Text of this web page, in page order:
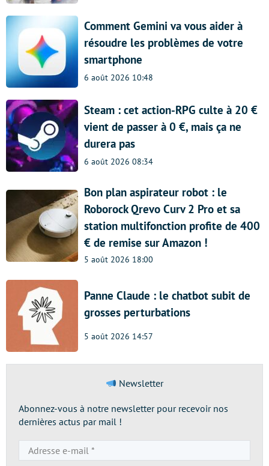
Comment Gemini va vous aider à
résoudre les problèmes de votre
smartphone
6 août 2026 10:48
Steam : cet action-RPG culte à 20 €
vient de passer à 0 €, mais ça ne
durera pas
6 août 2026 08:34
Bon plan aspirateur robot : le
Roborock Qrevo Curv 2 Pro et sa
station multifonction profite de 400
€ de remise sur Amazon !
5 août 2026 18:00
Panne Claude : le chatbot subit de
grosses perturbations
5 août 2026 14:57
Newsletter
Abonnez-vous à notre newsletter pour recevoir nos
dernières actus par mail !
e-